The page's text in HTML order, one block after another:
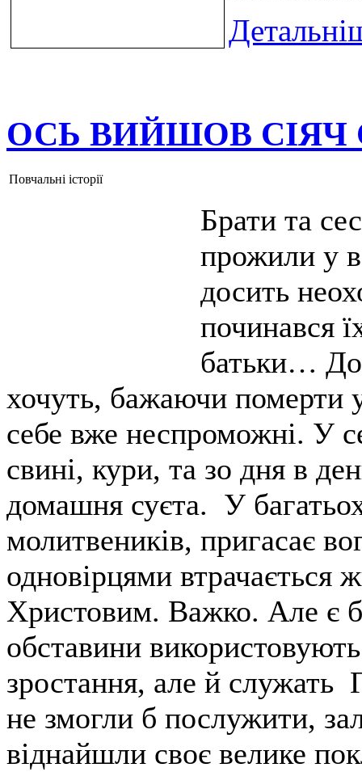
ОСЬ ВИЙШОВ СІЯЧ
Повчальні історії
Брати та
прожили у
досить
починався
батьки… До
хочуть, бажаючи померти у
себе вже неспроможні. У
свині, кури, та зо дня в
домашня суєта. У
молитвеників, пригасає
одновірцями втрачається
Христовим. Важко. Але є
обставини
зростання, але й служать
не змогли б послужити,
віднайшли своє велике